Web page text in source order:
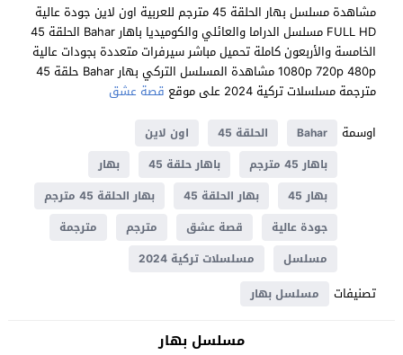
مشاهدة مسلسل بهار الحلقة 45 مترجم للعربية اون لاين جودة عالية
FULL HD مسلسل الدراما والعائلي والكوميديا باهار Bahar الحلقة 45
الخامسة والأربعون كاملة تحميل مباشر سيرفرات متعددة بجودات عالية
1080p 720p 480p مشاهدة المسلسل التركي بهار Bahar حلقة 45
مترجمة مسلسلات تركية 2024 على موقع
قصة عشق
اوسمة
Bahar الحلقة 45
اون لاين
باهار 45 مترجم
باهار حلقة 45
بهار
بهار 45
بهار الحلقة 45
بهار الحلقة 45 مترجم
جودة عالية
قصة عشق مترجم
مترجمة
مسلسل
مسلسلات تركية 2024
تصنيفات مسلسل بهار
مسلسل بهار